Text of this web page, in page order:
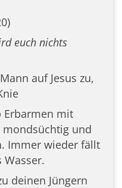
euch nichts
auf Jesus zu,
Erbarmen mit
mondsüchtig und
Immer wieder fällt
Wasser.
deinen Jüngern